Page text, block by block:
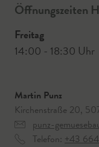
Öffnungszeiten
Freitag
14:00 - 18:30 Uhr
Martin Punz
Kirchenstraße 20,
punz-
Telefon: +43